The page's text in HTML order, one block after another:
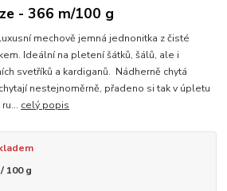
- 366 m/100 g
mechově jemná jednonitka z čisté
Ideální na pletení šátků, šálů, ale i
svetříků a kardiganů. Nádherně chytá
nestejnoměrně, přadeno si tak v úpletu
celý popis
100 g